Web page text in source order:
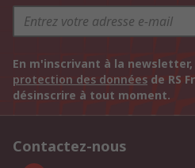
En m'inscrivant à la
protection des données de RS
désinscrire à tout moment.
Contactez-nous